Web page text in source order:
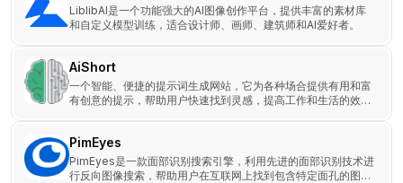
LiblibAI是一个功能强大的AI图像创作平台，提供丰富的素材库
和自定义模型训练，适合设计师、画师、建筑师和AI爱好者。
AiShort
一个智能、便捷的提示词生成网站，它为各种场合提供有用和富
有创意的提示，帮助用户快速找到灵感，提高工作和生活的效
PimEyes
PimEyes是一款面部识别搜索引擎，利用先进的面部识别技术进
行反向图像搜索，帮助用户在互联网上找到包含特定面孔的图